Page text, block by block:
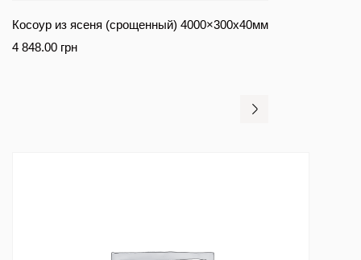
Косоур из ясеня (срощенный) 4000×300х40мм
4 848.00 грн